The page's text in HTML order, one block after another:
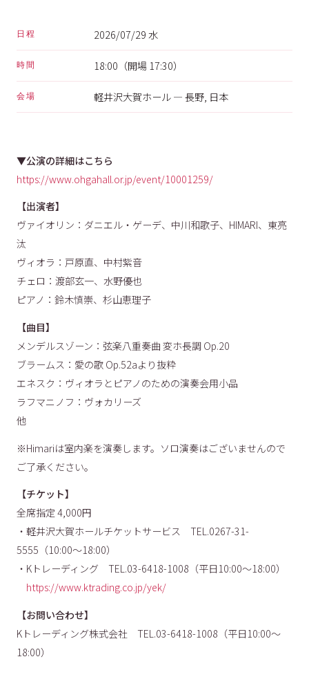
日程 2026/07/29 水
時間 18:00（開場 17:30）
会場 軽井沢大賀ホール — 長野, 日本
▼公演の詳細はこちら
https://www.ohgahall.or.jp/event/10001259/
【出演者】
ヴァイオリン：ダニエル・ゲーデ、中川和歌子、HIMARI、東亮
汰
ヴィオラ：戸原直、中村紫音
チェロ：渡部玄一、水野優也
ピアノ：鈴木慎崇、杉山恵理子
【曲目】
メンデルスゾーン：弦楽八重奏曲 変ホ長調 Op.20
ブラームス：愛の歌 Op.52aより抜粋
エネスク：ヴィオラとピアノのための演奏会用小品
ラフマニノフ：ヴォカリーズ
他
※Himariは室内楽を演奏します。ソロ演奏はございませんので
ご了承ください。
【チケット】
全席指定 4,000円
・軽井沢大賀ホールチケットサービス TEL.0267-31-
5555（10:00〜18:00）
・Kトレーディング TEL.03-6418-1008（平日10:00〜18:00）
https://www.ktrading.co.jp/yek/
【お問い合わせ】
Kトレーディング株式会社 TEL.03-6418-1008（平日10:00〜
18:00）